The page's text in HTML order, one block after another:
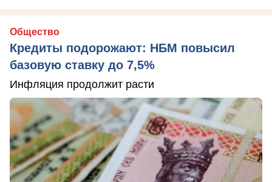
Общество
Кредиты подорожают: НБМ повысил
базовую ставку до 7,5%
Инфляция продолжит расти